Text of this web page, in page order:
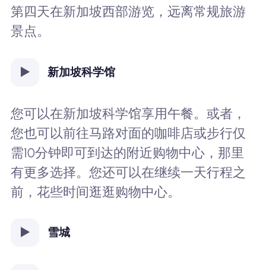
第四天在新加坡西部游览，远离常规旅游
景点。
新加坡科学馆
您可以在新加坡科学馆享用午餐。或者，
您也可以前往马路对面的咖啡店或步行仅
需10分钟即可到达的附近购物中心，那里
有更多选择。您还可以在继续一天行程之
前，花些时间逛逛购物中心。
雪城